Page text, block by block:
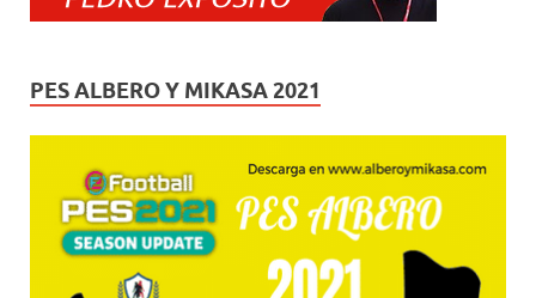
PES ALBERO Y MIKASA 2021